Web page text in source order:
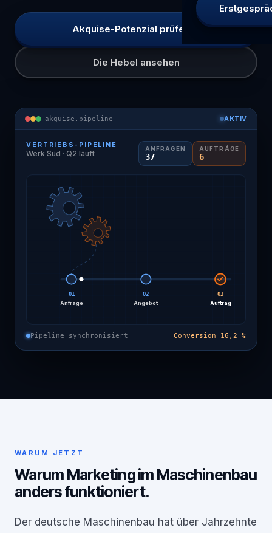
Akquise-Potenzial prüfen
Die Hebel ansehen
akquise.pipeline AKTIV
VERTRIEBS-PIPELINE
Werk Süd · Q2 läuft
ANFRAGEN
37
AUFTRÄGE
6
01
Anfrage
02
Angebot
03
Auftrag
Pipeline synchronisiert Conversion 16,2 %
WARUM JETZT
Warum Marketing im Maschinenbau
anders funktioniert.
Der deutsche Maschinenbau hat über Jahrzehnte